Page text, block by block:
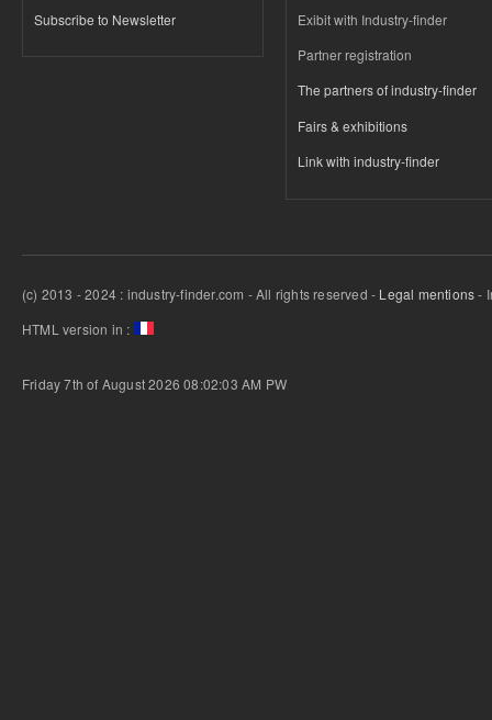
Subscribe to Newsletter
Exibit with Industry-finder
Partner registration
The partners of industry-finder
Fairs & exhibitions
Link with industry-finder
(c) 2013 - 2024 : industry-finder.com - All rights reserved - Legal mentions-
HTML version in :
Friday 7th of August 2026 08:02:03 AM PW